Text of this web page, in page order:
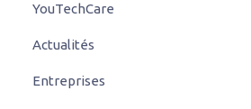
YouTechCare
Actualités
Entreprises